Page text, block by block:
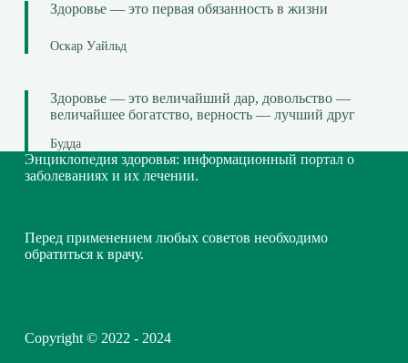
Здоровье — это первая обязанность в жизни
Оскар Уайльд
Здоровье — это величайший дар, довольство —
величайшее богатство, верность — лучший друг
Будда
Энциклопедия здоровья: информационный портал о
заболеваниях и их лечении.
Перед применением любых советов необходимо
обратиться к врачу.
Copyright © 2022 - 2024